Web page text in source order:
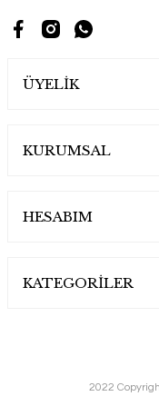
ÜYELİK
KURUMSAL
HESABIM
KATEGORİLER
2022